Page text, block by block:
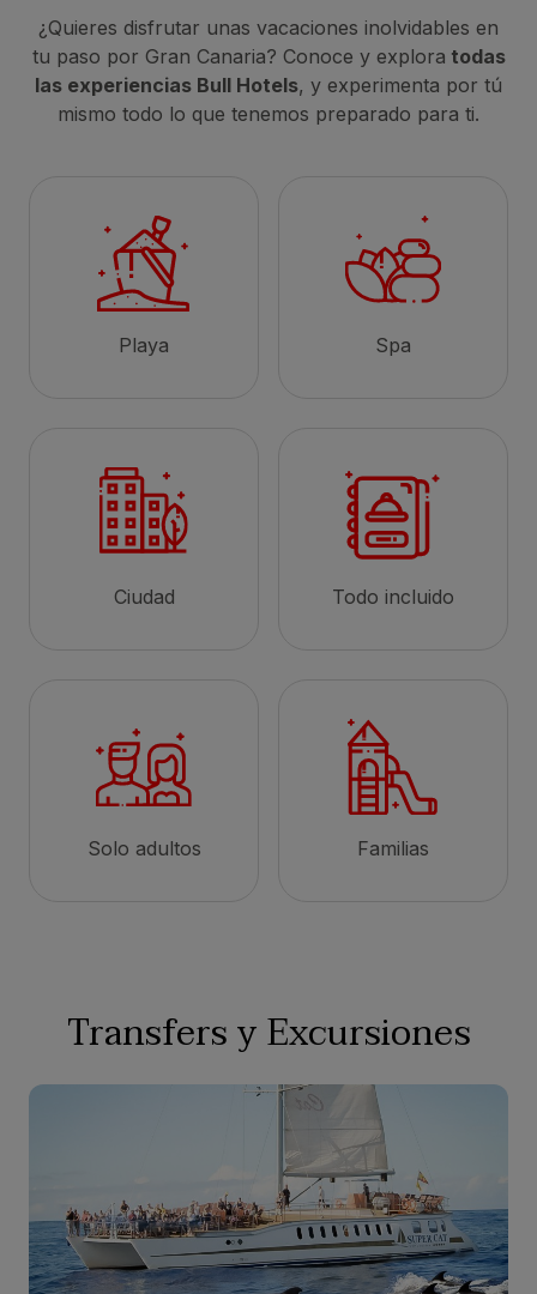
¿Quieres disfrutar unas vacaciones inolvidables en
tu paso por Gran Canaria? Conoce y explora todas
las experiencias Bull Hotels, y experimenta por tú
mismo todo lo que tenemos preparado para ti.
Playa Spa
Ciudad Todo incluido
Solo adultos Familias
Transfers y Excursiones